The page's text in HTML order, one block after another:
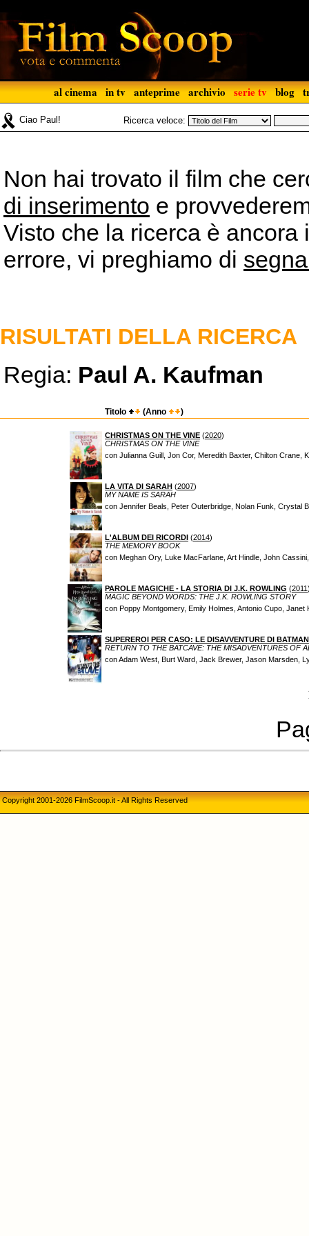
al cinema in tv anteprime archivio serie tv blog
Ciao Paul! Ricerca veloce:
Non hai trovato il film che
di inserimento e
Visto che la ricerca è
errore, vi preghiamo di
RISULTATI DELLA RICERCA
Regia: Paul A. Kaufman
Titolo (Anno )
CHRISTMAS ON THE VINE (2020)
CHRISTMAS ON THE VINE
con Julianna Guill, Jon Cor, Meredith Baxter, Chilton Crane,
LA VITA DI SARAH (2007)
MY NAME IS SARAH
con Jennifer Beals, Peter Outerbridge, Nolan Funk, Crystal
L'ALBUM DEI RICORDI (2014)
THE MEMORY BOOK
con Meghan Ory, Luke MacFarlane, Art Hindle, John
PAROLE MAGICHE - LA STORIA DI J.K. ROWLING (2011
MAGIC BEYOND WORDS: THE J.K. ROWLING STORY
con Poppy Montgomery, Emily Holmes, Antonio Cupo, Janet
SUPEREROI PER CASO: LE DISAVVENTURE DI
RETURN TO THE BATCAVE: THE MISADVENTURES OF
con Adam West, Burt Ward, Jack Brewer, Jason Marsden,
Copyright 2001-2026 FilmScoop.it - All Rights Reserved